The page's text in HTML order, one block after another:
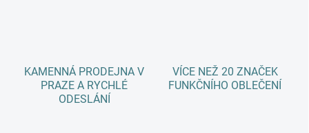
KAMENNÁ PRODEJNA V
PRAZE A RYCHLÉ
ODESLÁNÍ
VÍCE NEŽ 20 ZNAČEK
FUNKČNÍHO OBLEČENÍ